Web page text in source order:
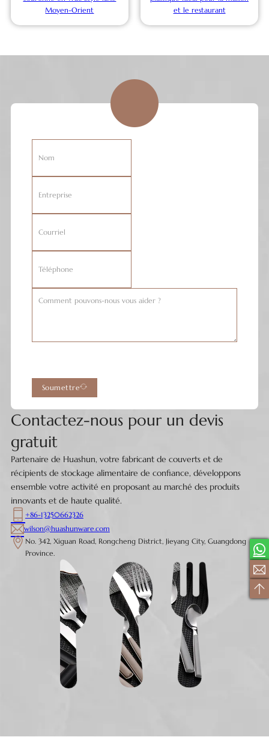
Moyen-Orient
et le restaurant
Contactez-nous pour un devis
gratuit
Partenaire de Huashun, votre fabricant de couverts et de
récipients de stockage alimentaire de confiance, développons
ensemble votre activité en proposant au marché des produits
innovants et de haute qualité.
+86-13250662326
wilson@huashunware.com
No. 342, Xiguan Road, Rongcheng District, Jieyang City, Guangdong
Province.
Soumettre